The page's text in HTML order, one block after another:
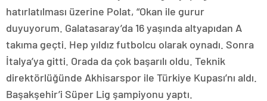
hatırlatılması üzerine Polat, “Okan ile gurur
duyuyorum. Galatasaray’da 16 yaşında altyapıdan A
takıma geçti. Hep yıldız futbolcu olarak oynadı. Sonra
İtalya’ya gitti. Orada da çok başarılı oldu. Teknik
direktörlüğünde Akhisarspor ile Türkiye Kupası’nı aldı.
Başakşehir’i Süper Lig şampiyonu yaptı.